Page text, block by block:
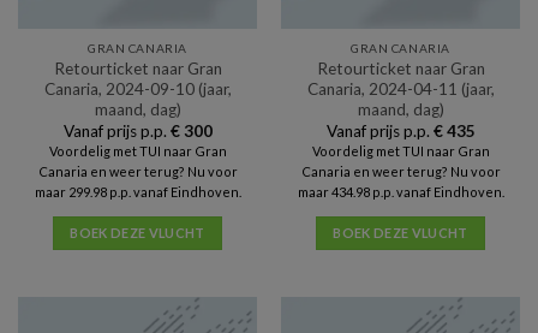
GRAN CANARIA
Retourticket naar Gran
Canaria, 2024-09-10 (jaar,
maand, dag)
Vanaf prijs p.p. €300
Voordelig met TUI naar Gran
Canaria en weer terug? Nu voor
maar 299.98 p.p. vanaf Eindhoven.
BOEK DEZE VLUCHT
GRAN CANARIA
Retourticket naar Gran
Canaria, 2024-04-11 (jaar,
maand, dag)
Vanaf prijs p.p. €435
Voordelig met TUI naar Gran
Canaria en weer terug? Nu voor
maar 434.98 p.p. vanaf Eindhoven.
BOEK DEZE VLUCHT